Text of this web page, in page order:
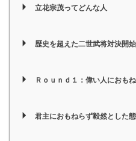
立花宗茂ってどんな人
歴史を超えた二世武将対決開始
Ｒｏｕｎｄ１：偉い人におも
君主におもねらず毅然とした